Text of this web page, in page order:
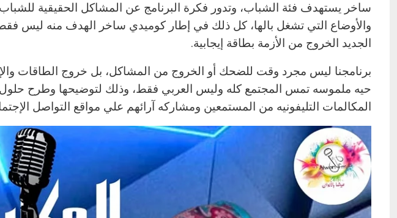
ساخر يستهدف فئة الشباب، وتدور فكرة البرنامج عن المشاكل الحقيقية
والأوضاع التي تشغل بالها، كل ذلك في إطار كوميدي ساخر الهدف منه ليس
الجديد الخروج من الأزمة بطاقة إيجابية.
برنامجنا ليس مجرد وقت للضحك أو الخروج من المشاكل، بل خروج الطاقات
حيه ملموسه تمس المجتمع كله وليس العربي فقط، وذلك لتوضيحها وطرح حلول
المكالمات التليفونيه من المستمعين ومشاركه آرائهم علي مواقع التواصل